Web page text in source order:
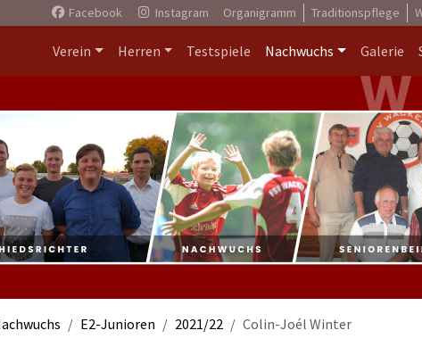
Facebook Instagram Organigramm Traditionspflege
Verein Herren Testspiele Nachwuchs Galerie
E2-Junioren 2021/22 Colin-Joél Winter